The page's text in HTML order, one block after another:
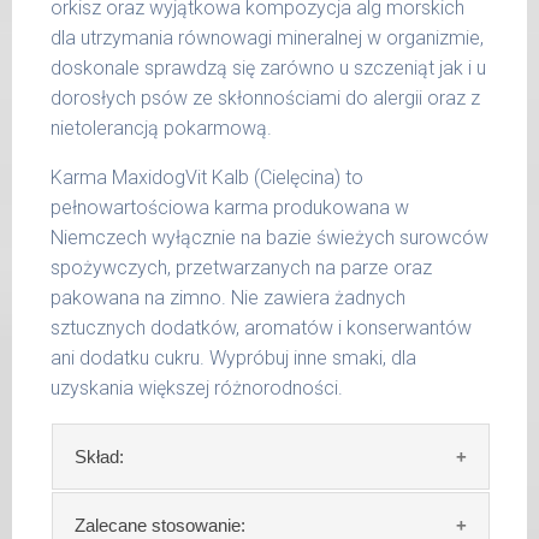
36 -
50 kg
1000 g
65 kg
1200 g
Podane liczby są wartościami orientacyjnymi.
Indywidualne potrzeby zależne są od rasy,
aktywności, warunków hodowli oraz innych
czynników.
Waga netto/Nr art.: 200 g/1003 | 400
g/1019 | 800 g/1027
orkisz oraz wyjątkowa kompozycja alg morskich
dla utrzymania równowagi mineralnej w organizmie,
doskonale sprawdzą się zarówno u szczeniąt jak i u
dorosłych psów ze skłonnościami do alergii oraz z
nietolerancją pokarmową.
Karma MaxidogVit Kalb (Cielęcina) to
pełnowartościowa karma produkowana w
Niemczech wyłącznie na bazie świeżych surowców
spożywczych, przetwarzanych na parze oraz
pakowana na zimno. Nie zawiera żadnych
sztucznych dodatków, aromatów i konserwantów
ani dodatku cukru. Wypróbuj inne smaki, dla
uzyskania większej różnorodności.
Skład:
Skład:mięso i produkty pochodzenia
Zalecane stosowanie: